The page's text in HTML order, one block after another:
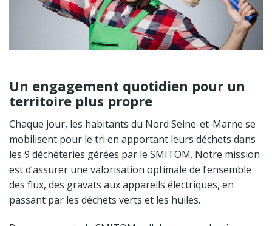
Un engagement quotidien pour un
territoire plus propre
Chaque jour, les habitants du Nord Seine-et-Marne se
mobilisent pour le tri en apportant leurs déchets dans
les 9 déchèteries gérées par le SMITOM. Notre mission
est d’assurer une valorisation optimale de l’ensemble
des flux, des gravats aux appareils électriques, en
passant par les déchets verts et les huiles.